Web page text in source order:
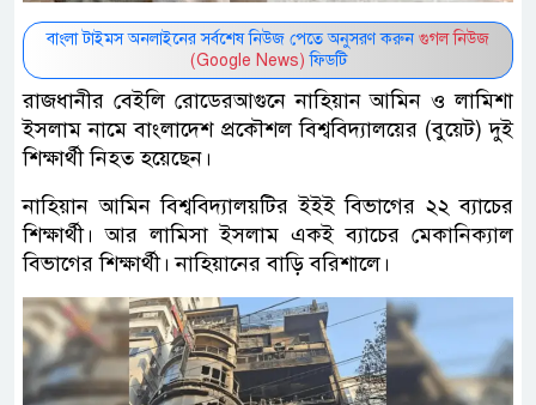
বাংলা টাইমস অনলাইনের সর্বশেষ নিউজ পেতে অনুসরণ করুন গুগল নিউজ
(Google News) ফিডটি
রাজধানীর বেইলি রোডেরআগুনে নাহিয়ান আমিন ও লামিশা
ইসলাম নামে বাংলাদেশ প্রকৌশল বিশ্ববিদ্যালয়ের (বুয়েট) দুই
শিক্ষার্থী নিহত হয়েছেন।
নাহিয়ান আমিন বিশ্ববিদ্যালয়টির ইইই বিভাগের ২২ ব্যাচের
শিক্ষার্থী। আর লামিসা ইসলাম একই ব্যাচের মেকানিক্যাল
বিভাগের শিক্ষার্থী। নাহিয়ানের বাড়ি বরিশালে।